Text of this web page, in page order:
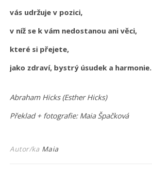
vás udržuje v pozici,
v níž se k vám nedostanou ani věci,
které si přejete,
jako zdraví, bystrý úsudek a harmonie.
Abraham Hicks (Esther Hicks)
Překlad + fotografie: Maia Špačková
Autor/ka Maia